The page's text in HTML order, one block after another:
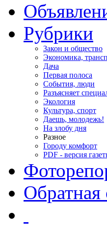
Рубрики
Закон и общество
Экономика,
Дача
Первая полоса
События, люди
Разъясняет
Экология
Культура, спорт
Даешь, молодежь!
На злобу дня
Разное
Городу комфорт
PDF - версия
Обратная